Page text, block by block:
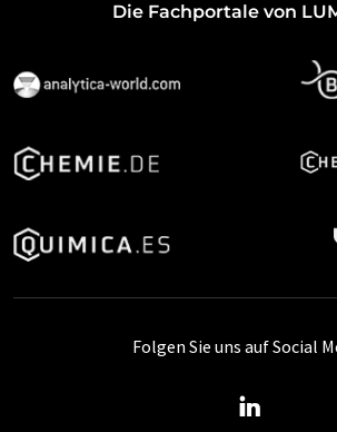
Die Fachportale von
Folgen Sie uns auf Social